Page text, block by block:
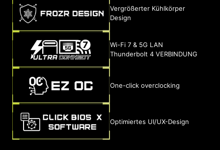
Vergrößerter Kühlkörper
Design
Wi-Fi 7 & 5G LAN
Thunderbolt 4 VERBINDUNG
One-click overclocking
Optimiertes UI/UX-Design